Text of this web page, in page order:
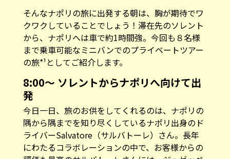
そんなナポリの旅に出発する朝は、胸が期待でワ
クワクしていることでしょう！滞在先のソレント
から、ナポリへは車で約1時間強。今回も８名様
まで乗車可能なミニバンでのプライベートツアー
の旅*¹としてご紹介します。
8:00〜 ソレントからナポリへ向けて出
発
今日一日、旅のお供をしてくれるのは、ナポリの
隅から隅までを知り尽くしているナポリ出身のド
ライバーSalvatore（サルバトーレ）さん。長年
にわたるコラボレーションの中で、お客様からの